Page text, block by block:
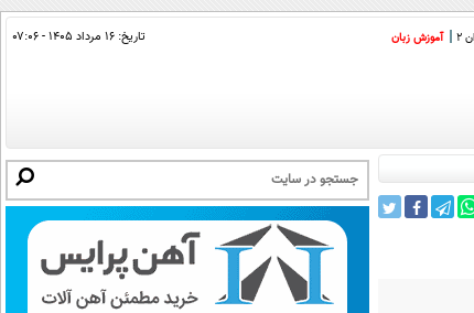
2 آموزش زبان تاریخ: ۱۶ مرداد ۱۴۰۵ - ۰۷:۰۶